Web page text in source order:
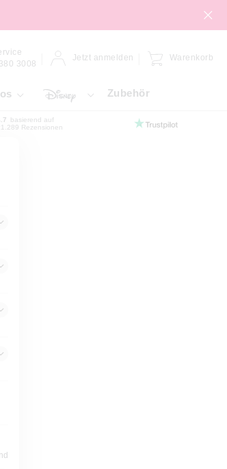
3008
Jetzt anmelden Warenkorb
Zubehör
basierend auf
Rezensionen